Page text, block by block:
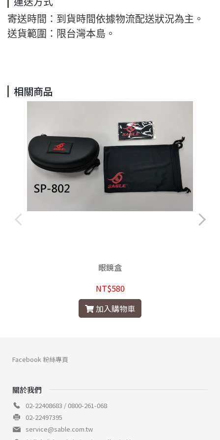
寄送時間：到貨時間依據物流配送狀況為主。
送貨範圍：限台灣本島。
相關商品
眼鏡盒
NT$580
加入購物車
關於我們
02-22408683 / 0800-261-068
02-22497395
service@sable.com.tw
Facebook 粉絲專頁